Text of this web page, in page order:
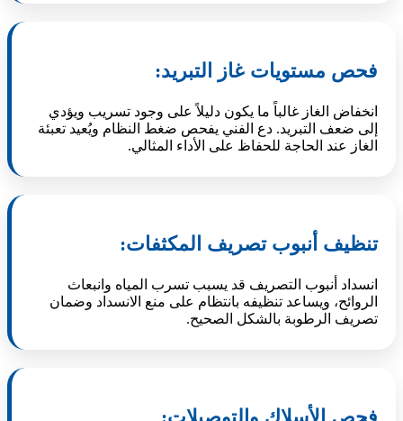
فحص مستويات غاز التبريد:
انخفاض الغاز غالباً ما يكون دليلاً على وجود تسريب ويؤدي
إلى ضعف التبريد. دع الفني يفحص ضغط النظام ويُعيد تعبئة
الغاز عند الحاجة للحفاظ على الأداء المثالي.
تنظيف أنبوب تصريف المكثفات:
انسداد أنبوب التصريف قد يسبب تسرب المياه وانبعاث
الروائح، ويساعد تنظيفه بانتظام على منع الانسداد وضمان
تصريف الرطوبة بالشكل الصحيح.